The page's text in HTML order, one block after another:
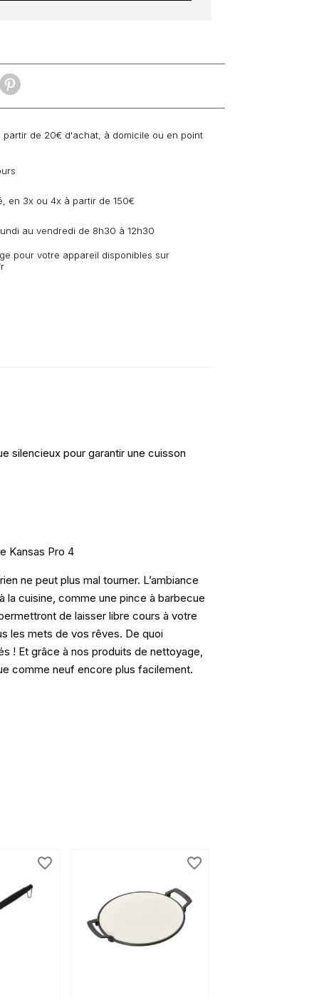
partir de 20€ d'achat, à domicile ou en point
en 3x ou 4x à partir de 150€
au vendredi de 8h30 à 12h30
pour votre appareil disponibles sur
silencieux pour garantir une cuisson
Kansas Pro 4
ne peut plus mal tourner. L’ambiance
la cuisine, comme une pince à barbecue
de laisser libre cours à votre
les mets de vos rêves. De quoi
! Et grâce à nos produits de nettoyage,
comme neuf encore plus facilement.
favorite_border favorite_border